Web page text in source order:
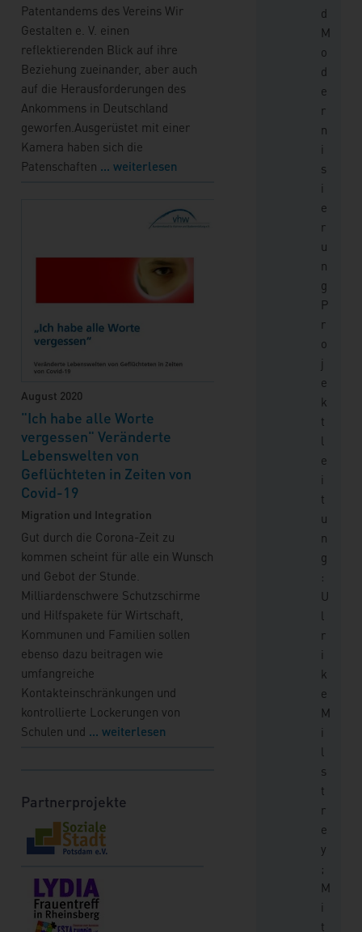
Patentandems des Vereins Wir
Gestalten e. V. einen
reflektierenden Blick auf ihre
Beziehung zueinander, aber auch
auf die Herausforderungen des
Ankommens in Deutschland
geworfen. Ausgerüstet mit einer
Kamera haben sich die
Patenschaften ... weiterlesen
August 2020
"Ich habe alle Worte
vergessen" Veränderte
Lebenswelten von
Geflüchteten in Zeiten von
Covid-19
Migration und Integration
Gut durch die Corona-Zeit zu
kommen scheint für alle ein Wunsch
und Gebot der Stunde.
Milliardenschwere Schutzschirme
und Hilfspakete für Wirtschaft,
Kommunen und Familien sollen
ebenso dazu beitragen wie
umfangreiche
Kontakteinschränkungen und
kontrollierte Lockerungen von
Schulen und ... weiterlesen
Partnerprojekte
d
M
o
d
e
r
n
i
s
i
e
r
u
n
g
P
r
o
j
e
k
t
l
e
i
t
u
n
g
:
U
l
r
i
k
e
M
i
l
s
t
r
e
y
;
M
i
t